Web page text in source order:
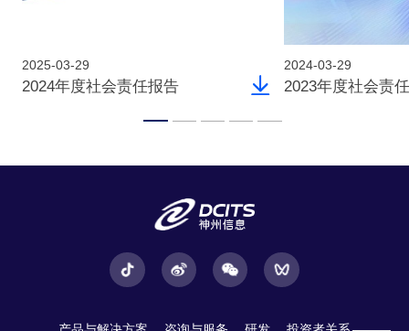
2025-03-29
2024年度社会责任报告
2024-03-29
2023年度社会责